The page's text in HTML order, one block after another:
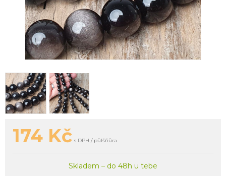
174 Kč s DPH / půlšňůra
Skladem – do 48h u tebe